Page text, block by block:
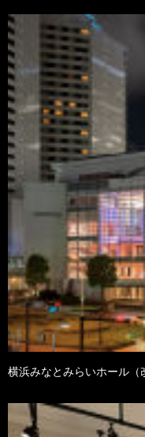
横浜みなとみらいホール（